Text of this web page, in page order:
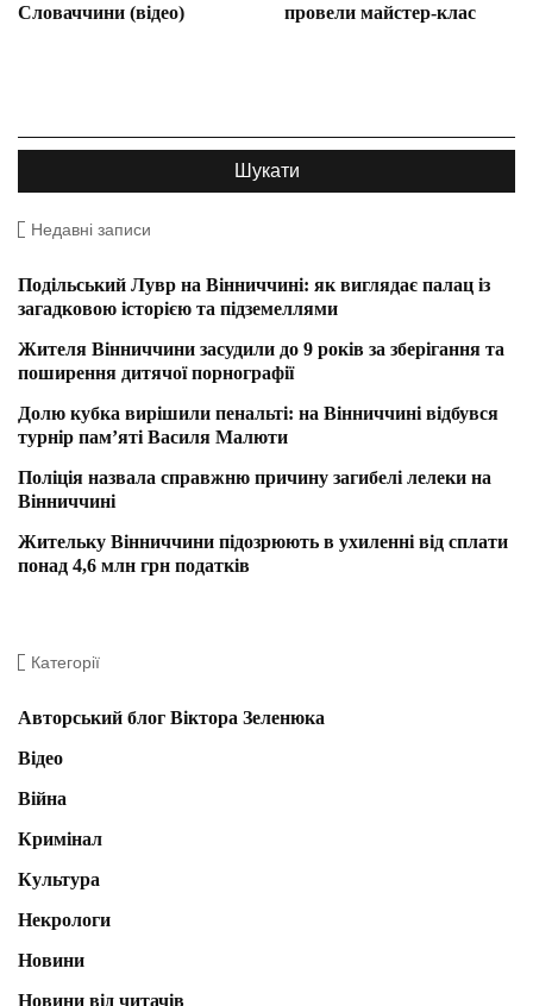
Словаччини (відео)
провели майстер-клас
Недавні записи
Подільський Лувр на Вінниччині: як виглядає палац із
загадковою історією та підземеллями
Жителя Вінниччини засудили до 9 років за зберігання та
поширення дитячої порнографії
Долю кубка вирішили пенальті: на Вінниччині відбувся
турнір пам’яті Василя Малюти
Поліція назвала справжню причину загибелі лелеки на
Вінниччині
Жительку Вінниччини підозрюють в ухиленні від сплати
понад 4,6 млн грн податків
Категорії
Авторський блог Віктора Зеленюка
Відео
Війна
Кримінал
Культура
Некрологи
Новини
Новини від читачів